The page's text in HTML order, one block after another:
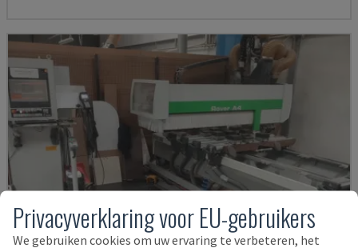
Privacyverklaring voor EU-gebruikers
We gebruiken cookies om uw ervaring te verbeteren, het